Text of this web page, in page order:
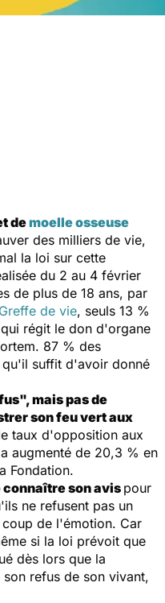
demoelle osseuse
des milliers de vie,
la loi sur cette
du 2 au 4 février
de plus de 18 ans, par
de vie, seuls 13 %
régit le don d'organe
87 % des
qu'il suffit d'avoir donné
mais pas de
son feu vert aux
taux d'opposition aux
augmenté de 20,3 % en
Fondation.
son avis pour
ne refusent pas un
de l'émotion. Car
si la loi prévoit que
dès lors que la
refus de son vivant,